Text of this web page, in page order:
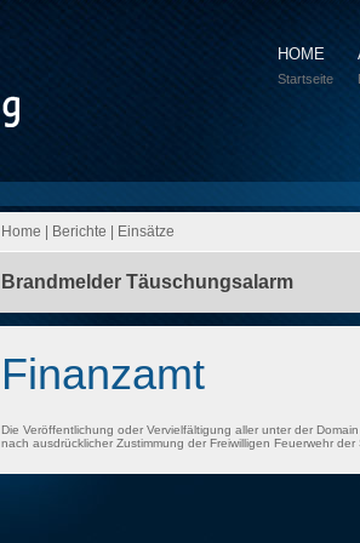
HOME
Startseite
Home Berichte Einsätze
Brandmelder Täuschungsalarm
Finanzamt
Die Veröffentlichung oder Vervielfältigung aller unter der
nach ausdrücklicher Zustimmung der Freiwilligen Feuerwehr